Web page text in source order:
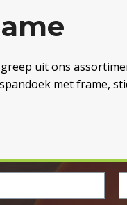
uit ons
met frame,